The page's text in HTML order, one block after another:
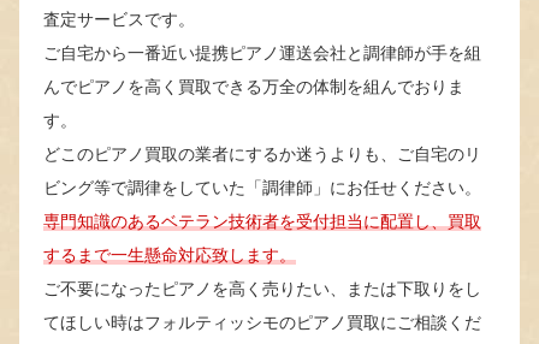
査定サービスです。
ご自宅から一番近い提携ピアノ運送会社と調律師が手を組
んでピアノを高く買取できる万全の体制を組んでおりま
す。
どこのピアノ買取の業者にするか迷うよりも、ご自宅のリ
ビング等で調律をしていた「調律師」にお任せください。
専門知識のあるベテラン技術者を受付担当に配置し、買取
するまで一生懸命対応致します。
ご不要になったピアノを高く売りたい、または下取りをし
てほしい時はフォルティッシモのピアノ買取にご相談くだ